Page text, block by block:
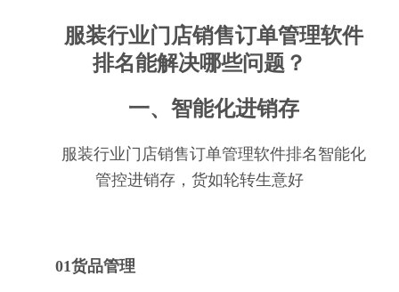
服装行业门店销售订单管理软件
排名能解决哪些问题？
一、智能化进销存
服装行业门店销售订单管理软件排名智能化
管控进销存，货如轮转生意好
01货品管理